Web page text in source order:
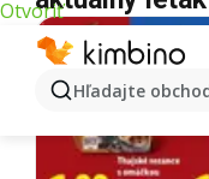
Otvoriť
Hľadajte